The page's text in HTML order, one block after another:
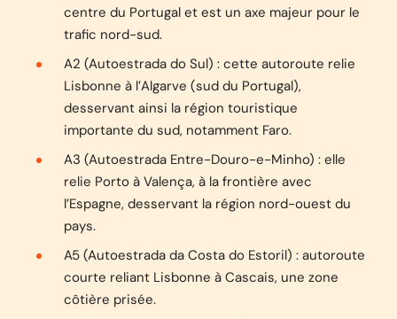
centre du Portugal et est un axe majeur pour le
trafic nord-sud.
A2 (Autoestrada do Sul) : cette autoroute relie
Lisbonne à l’Algarve (sud du Portugal),
desservant ainsi la région touristique
importante du sud, notamment Faro.
A3 (Autoestrada Entre-Douro-e-Minho) : elle
relie Porto à Valença, à la frontière avec
l’Espagne, desservant la région nord-ouest du
pays.
A5 (Autoestrada da Costa do Estoril) : autoroute
courte reliant Lisbonne à Cascais, une zone
côtière prisée.